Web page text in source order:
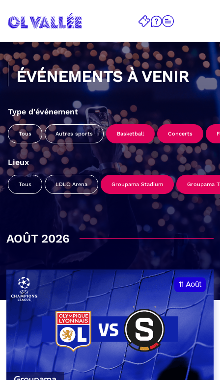
ÉVÉNEMENTS À VENIR
Type d'événement
Tous Autres sports Basketball Concerts
Lieux
Tous LDLC Arena Groupama Stadium Groupama
AOÛT 2026
11 Août